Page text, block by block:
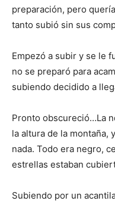
preparación, pero
tanto subió sin sus
Empezó a subir y se le
no se preparó para
subiendo decidido a
Pronto obscureció…La
la altura de la montaña,
nada. Todo era negro,
estrellas estaban
Subiendo por un